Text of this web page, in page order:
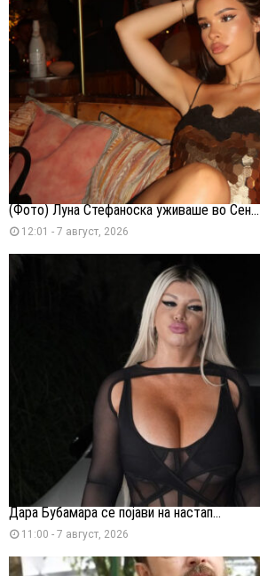
(Фото) Луна Стефаноска уживаше во Сен...
12:01 - 7 август, 2026
Дара Бубамара се појави на настап...
11:00 - 7 август, 2026